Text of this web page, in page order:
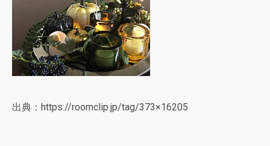
出典：https://roomclip.jp/tag/373×16205